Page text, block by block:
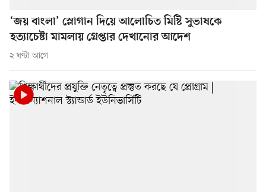
‘জয় বাংলা’ স্লোগান দিয়ে আলোচিত মিষ্টি সুভাষকে
হত্যাচেষ্টা মামলায় গ্রেপ্তার দেখানোর আদেশ
২ ঘণ্টা আগে